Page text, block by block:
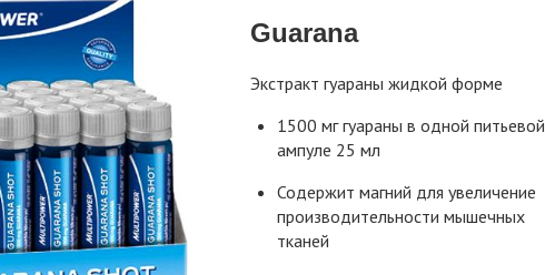
Guarana
Экстракт гуараны жидкой форме
1500 мг гуараны в одной питьевой
ампуле 25 мл
Содержит магний для увеличение
производительности мышечных
тканей